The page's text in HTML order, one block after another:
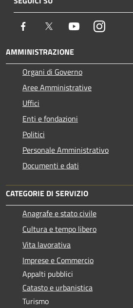
Facebook Twitter YoutubeInstagram
AMMINISTRAZIONE
Organi di Governo
Aree Amministrative
Uffici
Enti e fondazioni
Politici
Personale Amministrativo
Documenti e dati
CATEGORIE DI SERVIZIO
Anagrafe e stato civile
Cultura e tempo libero
Vita lavorativa
Imprese e Commercio
Appalti pubblici
Catasto e urbanistica
Turismo